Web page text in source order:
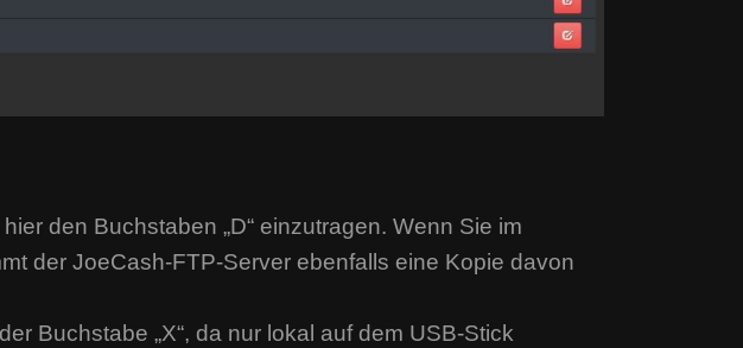
den Buchstaben „D“ einzutragen. Wenn Sie im
der JoeCash-FTP-Server ebenfalls eine Kopie davon
Buchstabe „X“, da nur lokal auf dem USB-Stick